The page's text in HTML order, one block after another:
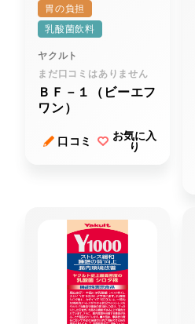
胃の負担
乳酸菌飲料
ヤクルト
まだ口コミはありません
ＢＦ－１（ビーエフ
ワン）
口コミ
お気に入
り